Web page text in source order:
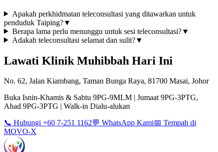
Apakah perkhidmatan teleconsultasi yang ditawarkan untuk
penduduk Taiping?▼
Berapa lama perlu menunggu untuk sesi teleconsultasi?▼
Adakah teleconsultasi selamat dan sulit?▼
Lawati Klinik Muhibbah Hari Ini
No. 62, Jalan Kiambang, Taman Bunga Raya, 81700 Masai, Johor
Buka Isnin-Khamis & Sabtu 9PG-9MLM | Jumaat 9PG-3PTG,
Ahad 9PG-3PTG | Walk-in Dialu-alukan
📞 Hubungi +60 7-251 1162💬 WhatsApp Kami📅 Tempah di
MOVO-X